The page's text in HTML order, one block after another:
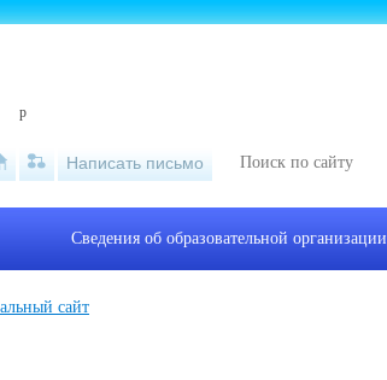
р
Написать письмо
Сведения об образовательной организации